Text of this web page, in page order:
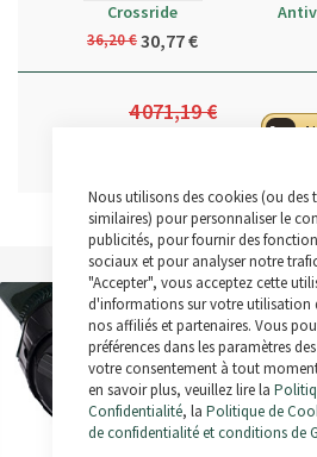
Nous utilisons des cookies (ou des
similaires) pour personnaliser le
publicités, pour fournir des
sociaux et pour analyser notre
"Accepter", vous acceptez cette
d'informations sur votre utilisation
nos affiliés et partenaires. Vous
préférences dans les paramètres
votre consentement à tout
en savoir plus, veuillez lire la
Confidentialité, la Politique de
de confidentialité et conditions de
Crossride
36,20 €30,77 €
4 071,19 €